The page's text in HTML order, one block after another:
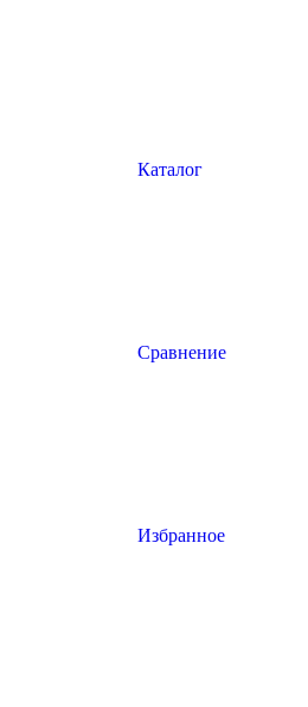
Каталог
Сравнение
Избранное